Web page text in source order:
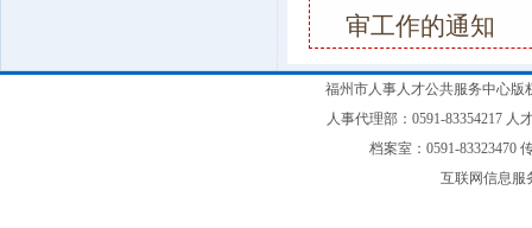
审工作的通知
福州市人事人才公共服务中心版
人事代理部：0591-83354217 人
档案室：0591-83323470
互联网信息服